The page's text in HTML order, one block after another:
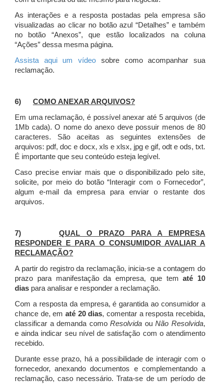
As interações e a resposta postadas pela empresa são
visualizadas ao clicar no botão azul “Detalhes” e também
no botão “Anexos”, que estão localizados na coluna
“Ações” dessa mesma página.
Assista aqui um vídeo sobre como acompanhar sua
reclamação.
6) COMO ANEXAR ARQUIVOS?
Em uma reclamação, é possível anexar até 5 arquivos (de
1Mb cada). O nome do anexo deve possuir menos de 80
caracteres. São aceitas as seguintes extensões de
arquivos: pdf, doc e docx, xls e xlsx, jpg e gif, odt e ods, txt.
É importante que seu conteúdo esteja legível.
Caso precise enviar mais que o disponibilizado pelo site,
solicite, por meio do botão “Interagir com o Fornecedor”,
algum e-mail da empresa para enviar o restante dos
arquivos.
7)QUAL O PRAZO PARA A EMPRESA
RESPONDER E PARA O CONSUMIDOR AVALIAR A
RECLAMAÇÃO?
A partir do registro da reclamação, inicia-se a contagem do
prazo para manifestação da empresa, que tematé 10
dias para analisar e responder a reclamação.
Com a resposta da empresa, é garantida ao consumidor a
chance de, em até 20 dias, comentar a resposta recebida,
classificar a demanda comoResolvida ouNão Resolvida,
e ainda indicar seu nível de satisfação com o atendimento
recebido.
Durante esse prazo, há a possibilidade de interagir com o
fornecedor, anexando documentos e complementando a
reclamação, caso necessário.Trata-se de um período de